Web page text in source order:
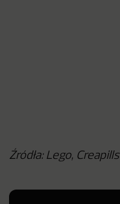
Źródła: Lego, Creapills